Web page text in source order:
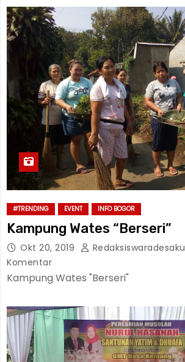
#TRENDING EVENT INFO BOGOR
Kampung Wates “Berseri”
Okt 20, 2019 Redaksiswaradesaku
Komentar
Kampung Wates "Berseri"